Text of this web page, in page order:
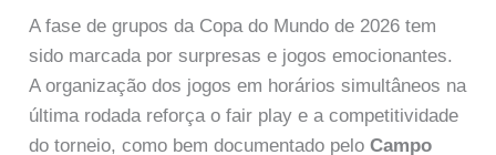
A fase de grupos da Copa do Mundo de 2026 tem
sido marcada por surpresas e jogos emocionantes.
A organização dos jogos em horários simultâneos na
última rodada reforça o fair play e a competitividade
do torneio, como bem documentado peloCampo